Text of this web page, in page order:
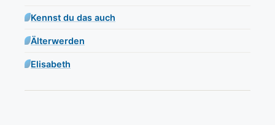
Kennst du das auch
Älterwerden
Elisabeth